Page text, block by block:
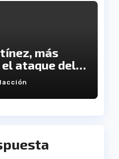
más
ataque del